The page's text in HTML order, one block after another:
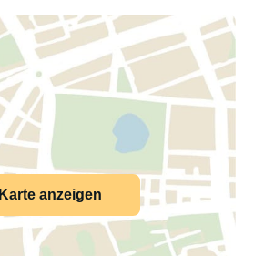
Karte anzeigen